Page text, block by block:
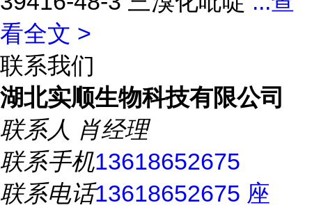
看全文 >
联系我们
湖北实顺生物科技有限公司
联系人 肖经理
联系手机13618652675
联系电话13618652675 座